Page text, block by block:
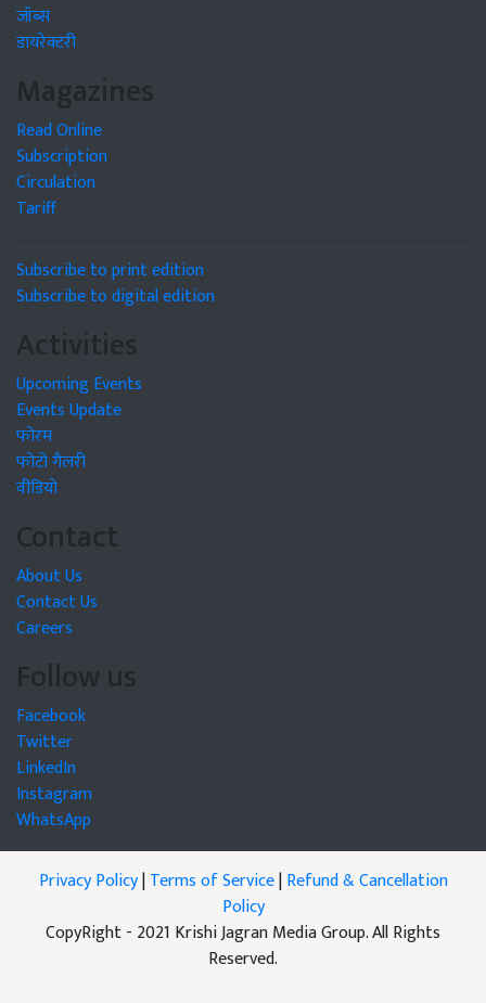
जॉब्स
डायरेक्टरी
Magazines
Read Online
Subscription
Circulation
Tariff
Subscribe to print edition
Subscribe to digital edition
Activities
Upcoming Events
Events Update
फोरम
फोटो गैलरी
वीडियो
Contact
About Us
Contact Us
Careers
Follow us
Facebook
Twitter
LinkedIn
Instagram
WhatsApp
Privacy Policy|Terms of Service|Refund & Cancellation
Policy
CopyRight - 2021 Krishi Jagran Media Group. All Rights
Reserved.